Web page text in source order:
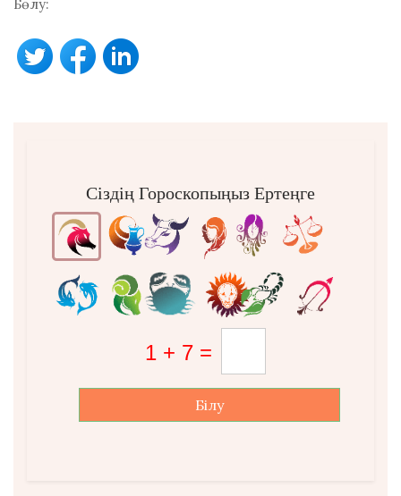
Бөлу:
Сіздің Гороскопыңыз Ертеңге
Білу